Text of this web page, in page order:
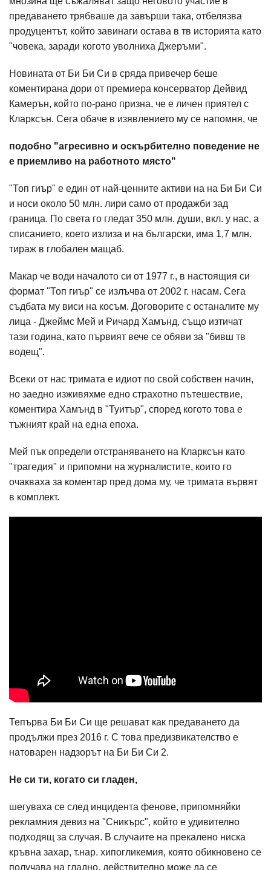
предаването трябваше да завърши така, отбелязва
продуцентът, който завинаги остава в тв историята като
"човека, заради когото уволниха Джеръми".
Новината от Би Би Си в сряда привечер беше
коментирана дори от премиера консерватор Дейвид
Камерън, който по-рано призна, че е личен приятел с
Кларксън. Сега обаче в изявлението му се напомня, че
подобно "агресивно и оскърбително поведение не
е приемливо на работното място"
"Топ гиър" е един от най-ценните активи на на Би Би Си
и носи около 50 млн. лири само от продажби зад
граница. По света го гледат 350 млн. души, вкл. у нас, а
списанието, което излиза и на български, има 1,7 млн.
тираж в глобален мащаб.
Макар че води началото си от 1977 г., в настоящия си
формат "Топ гиър" се излъчва от 2002 г. насам. Сега
съдбата му виси на косъм. Договорите с останалите му
лица - Джеймс Мей и Ричард Хамънд, също изтичат
тази година, като първият вече се обяви за "бивш тв
водещ".
Всеки от нас тримата е идиот по свой собствен начин,
но заедно изживяхме едно страхотно пътешествие,
коментира Хамънд в "Туитър", според когото това е
тъжният край на една епоха.
Мей пък определи отстраняването на Кларксън като
"трагедия" и припомни на журналистите, които го
очакваха за коментар пред дома му, че тримата вървят
в комплект.
Тепърва Би Би Си ще решават как предаването да
продължи през 2016 г. С това предизвикателство е
натоварен надзорът на Би Би Си 2.
Не си ти, когато си гладен,
шегуваха се след инцидента фенове, припомняйки
рекламния девиз на "Сникърс", който е удивително
подходящ за случая. В случаите на прекалено ниска
кръвна захар, т.нар. хипогликемия, която обикновено се
получава на гладно, действително може да се